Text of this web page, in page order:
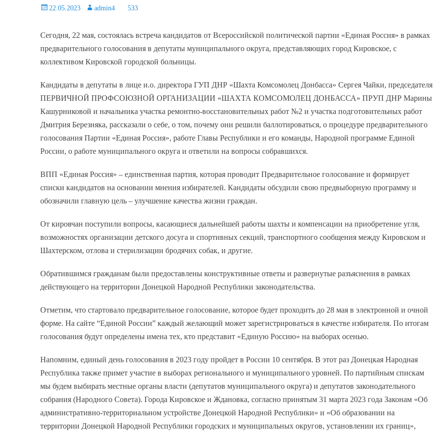
Posted22.05.2023 Author
admin4 533
Сегодня, 22 мая, состоялась встреча кандидатов от Всероссийской политической партии «Единая Россия» в рамках
предварительного голосования в депутаты муниципального округа, представляющих город Кировское, с
коллективом Кировской городской больницы.
Кандидаты в депутаты в лице и.о. директора ГУП ДНР «Шахта Комсомолец Донбасса» Сергея Чайки, председателя
ПЕРВИЧНОЙ ПРОФСОЮЗНОЙ ОРГАНИЗАЦИИ «ШАХТА КОМСОМОЛЕЦ ДОНБАССА» ПРУП ДНР Марины
Кашурниковой и начальника участка ремонтно-восстановительных работ №2 и участка подготовительных работ
Дмитрия Березняка, рассказали о себе, о том, почему они решили баллотироваться, о процедуре предварительного
голосования Партии «Единая Россия», работе Главы Республики и его команды, Народной программе Единой
России, о работе муниципального округа и ответили на вопросы собравшихся.
ВПП «Единая Россия» – единственная партия, которая проводит Предварительное голосование и формирует
списки кандидатов на основании мнения избирателей. Кандидаты обсудили свою предвыборную программу и
обозначили главную цель – улучшение качества жизни граждан.
От кировчан поступили вопросы, касающиеся дальнейшей работы шахты и компенсации на приобретение угля,
возможностях организации детского досуга и спортивных секций, транспортного сообщения между Кировском и
Шахтерском, отлова и стерилизации бродячих собак, и другие.
Обратившимся гражданам были предоставлены конструктивные ответы и развернутые разъяснения в рамках
действующего на территории Донецкой Народной Республики законодательства.
Отметим, что стартовало предварительное голосование, которое будет проходить до 28 мая в электронной и очной
форме. На сайте “Единой России” каждый желающий может зарегистрироваться в качестве избирателя. По итогам
голосования будут определены имена тех, кто представит «Единую Россию» на выборах осенью.
Напомним, единый день голосования в 2023 году пройдет в России 10 сентября. В этот раз Донецкая Народная
Республика также примет участие в выборах регионального и муниципального уровней. По партийным спискам
мы будем выбирать местные органы власти (депутатов муниципального округа) и депутатов законодательного
собрания (Народного Совета). Города Кировское и Ждановка, согласно принятым 31 марта 2023 года Законам «Об
административно-территориальном устройстве Донецкой Народной Республики» и «Об образовании на
территории Донецкой Народной Республики городских и муниципальных округов, установлении их границ»,